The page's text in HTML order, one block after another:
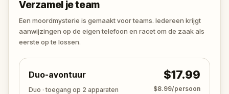
their secrets before the evil ghost claims the city for
its own. 🕷️
Verzamel je team
Een moordmysterie is gemaakt voor teams. Iedereen krijgt
aanwijzingen op de eigen telefoon en racet om de zaak als
eerste op te lossen.
Duo-avontuur
Duo · toegang op 2 apparaten
$17.99
$8.99/persoon